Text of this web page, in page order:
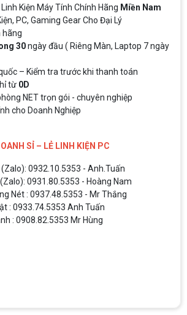
Linh Kiện Máy Tính Chính Hãng Miền Nam
PC, Gaming Gear Cho Đại Lý
hãng
30ngày đầu ( Riêng Màn, Laptop 7 ngày
– Kiểm tra trước khi thanh toán
từ 0D
NET trọn gói - chuyên nghiệp
cho Doanh Nghiệp
SỈ – LẺ LINH KIỆN PC
(Zalo): 0932.10.5353 - Anh.Tuấn
0931.80.5353 - Hoàng Nam
Nét : 0937.48.5353 - Mr Thắng
: 0933.74.5353 Anh Tuấn
: 0908.82.5353 Mr Hùng